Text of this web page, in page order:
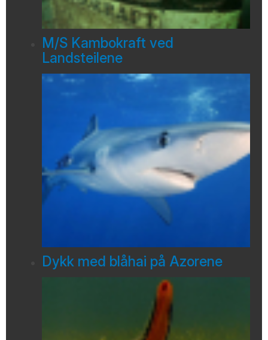
M/S Kambokraft ved
Landsteilene
Dykk med blåhai på Azorene